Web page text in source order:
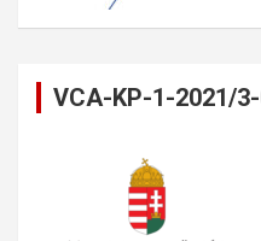
VCA-KP-1-2021/